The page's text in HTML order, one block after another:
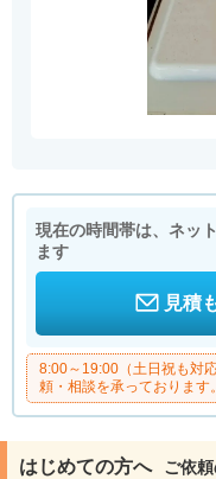
現在の時間帯は、ネッ
ます
見積
8:00～19:00（土日祝も対
頼・相談を承っておりま
はじめての方へ ご依